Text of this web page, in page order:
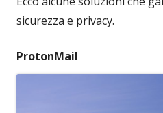
sicurezza e privacy.
ProtonMail